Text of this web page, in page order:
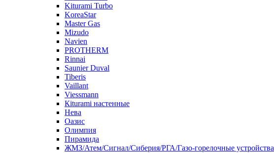
Kiturami Turbo
KoreaStar
Master Gas
Mizudo
Navien
PROTHERM
Rinnai
Saunier Duval
Tiberis
Vaillant
Viessmann
Кiturami настенные
Нева
Оазис
Олимпия
Пирамида
ЖМЗ/Атем/Сигнал/Сиберия/РГА/Газо-горелочные устройства